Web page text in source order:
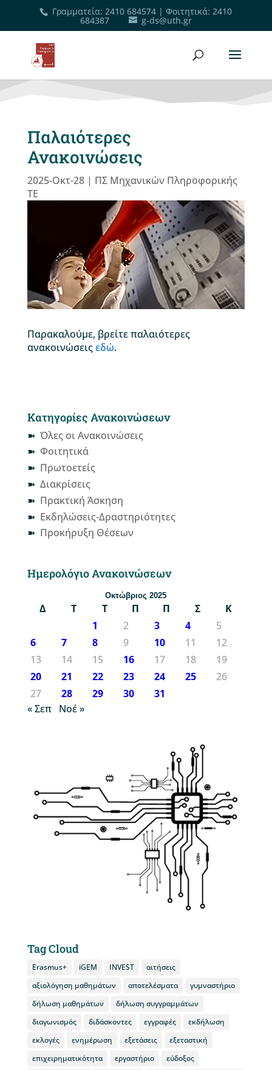
Γραμματεία: 2410 684574 |Φοιτητικά: 2410
684387 g-ds@uth.gr
Παλαιότερες
Ανακοινώσεις
2025-Οκτ-28| ΠΣ Μηχανικών Πληροφορικής
ΤΕ
Παρακαλούμε, βρείτε παλαιότερες
ανακοινώσειςεδώ.
Κατηγορίες Ανακοινώσεων
Όλες οι Ανακοινώσεις
Φοιτητικά
Πρωτοετείς
Διακρίσεις
Πρακτική Άσκηση
Εκδηλώσεις-Δραστηριότητες
Προκήρυξη Θέσεων
Ημερολόγιο Ανακοινώσεων
Οκτώβριος 2025
Δ Τ Τ Π Π Σ
Κ
1
2 3 4
5
6
7 8 9 10 11
12
13
14 15 16 17 18
19
20
21 22 23 24 25
26
27
28 29 30
31
« Σεπ
Νοέ »
Tag Cloud
Erasmus+ iGEM INVEST
αιτήσεις
αξιολόγηση μαθημάτων
αποτελέσματα
γυμναστήριο
δήλωση μαθημάτων
δήλωση συγγραμμάτων
διαγωνισμός
διδάσκοντες εγγραφές
εκδήλωση
εκλογές
ενημέρωση εξετάσεις
εξεταστική
επιχειρηματικότητα
εργαστήριο
εύδοξος